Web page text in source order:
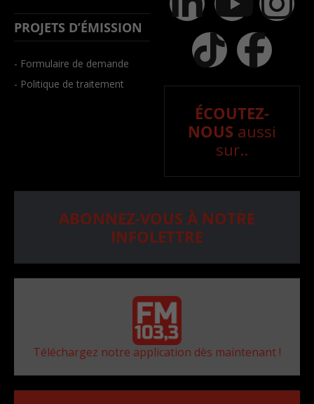
PROJETS D’ÉMISSION
- Formulaire de demande
- Politique de traitement
ÉCOUTEZ-
NOUS aussi
sur..
ABONNEZ-VOUS À NOTRE
INFOLETTRE
Téléchargez notre application dès maintenant !